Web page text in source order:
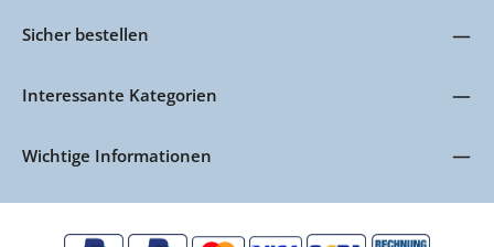
Sicher bestellen
Interessante Kategorien
Wichtige Informationen